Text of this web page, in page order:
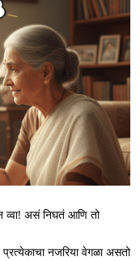
व्वा! असं निघतं आणि तो
नजरिया वेगळा असतो